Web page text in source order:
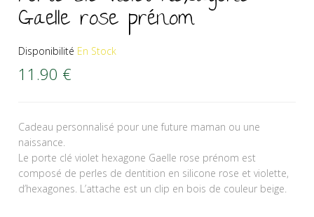
Gaelle rose prénom
Disponibilité En Stock
11.90 €
Cadeau personnalisé pour une future maman ou une
naissance.
Le porte clé violet hexagone Gaelle rose prénom est
composé de perles de dentition en silicone rose et violette,
d’hexagones. L’attache est un clip en bois de couleur beige.